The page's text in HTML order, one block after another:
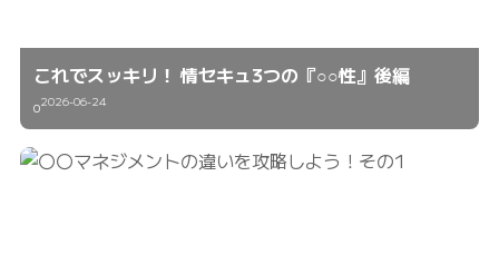
これでスッキリ！ 情セキュ3つの『○○性』後編
02026-06-24